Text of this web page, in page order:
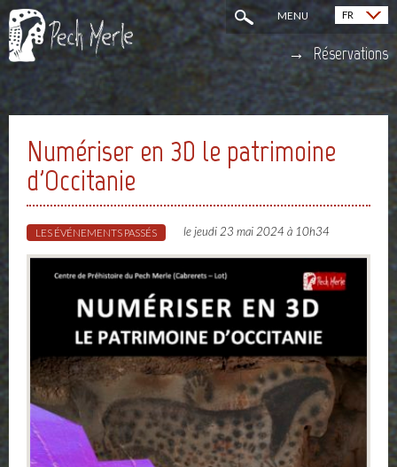
MENU FR
English (EN)
Réservations
Numériser en 3D le patrimoine
d'Occitanie
LES ÉVÉNEMENTS PASSÉS le jeudi 23 mai 2024 à 10h34